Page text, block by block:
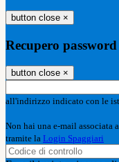
button close ×
Recupero password
button close ×
all'indirizzo indicato con le
Non hai una e-mail associata
tramite la Login Spaggiari